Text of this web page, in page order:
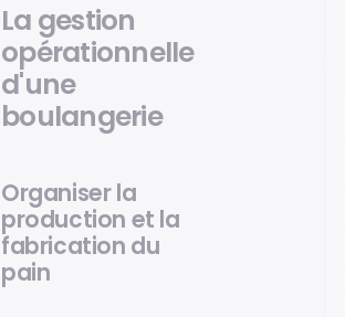
La gestion
opérationnelle
d'une
boulangerie
Organiser la
production et la
fabrication du
pain